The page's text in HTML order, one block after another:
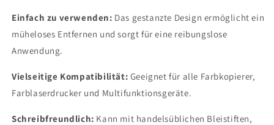
Einfach zu verwenden: Das gestanzte Design ermöglicht ein
müheloses Entfernen und sorgt für eine reibungslose
Anwendung.
Vielseitige Kompatibilität: Geeignet für alle Farbkopierer,
Farblaserdrucker und Multifunktionsgeräte.
Schreibfreundlich: Kann mit handelsüblichen Bleistiften,